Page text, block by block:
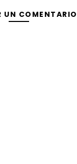
UN COMENTARIO